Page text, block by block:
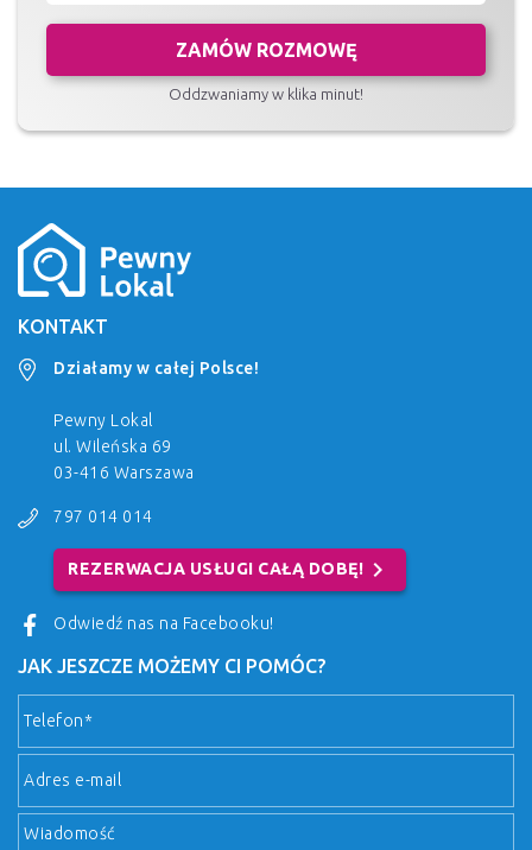
ZAMÓW ROZMOWĘ
Oddzwaniamy w klika minut!
KONTAKT
Działamy w całej Polsce!
Pewny Lokal
ul. Wileńska 69
03-416 Warszawa
797 014 014
REZERWACJA USŁUGI CAŁĄ DOBĘ! chevron_right
Odwiedź nas na Facebooku!
JAK JESZCZE MOŻEMY CI POMÓC?